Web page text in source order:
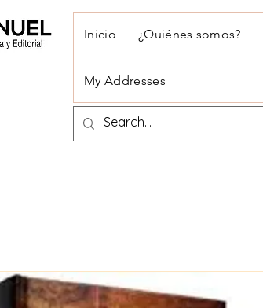
Inicio ¿Quiénes somos?
My Addresses